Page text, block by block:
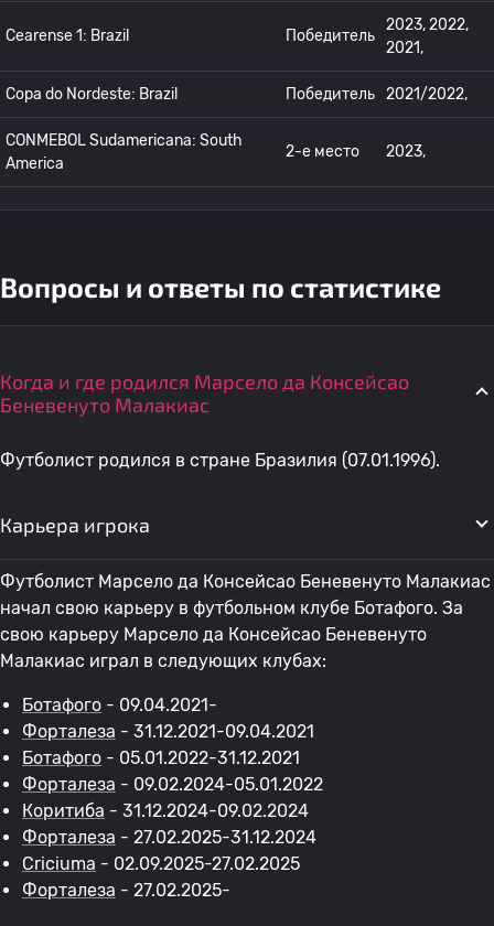
Cearense 1: Brazil Победитель
2023, 2022,
2021,
Copa do Nordeste: Brazil Победитель 2021/2022,
CONMEBOL Sudamericana: South
America
2-е место 2023,
Вопросы и ответы по статистике
Когда и где родился Марсело да Консейсао
Беневенуто Малакиас
Футболист родился в стране Бразилия (07.01.1996).
Карьера игрока
Футболист Марсело да Консейсао Беневенуто Малакиас
начал свою карьеру в футбольном клубе Ботафого. За
свою карьеру Марсело да Консейсао Беневенуто
Малакиас играл в следующих клубах:
Ботафого - 09.04.2021-
Форталеза - 31.12.2021-09.04.2021
Ботафого - 05.01.2022-31.12.2021
Форталеза - 09.02.2024-05.01.2022
Коритиба - 31.12.2024-09.02.2024
Форталеза - 27.02.2025-31.12.2024
Criciuma - 02.09.2025-27.02.2025
Форталеза - 27.02.2025-